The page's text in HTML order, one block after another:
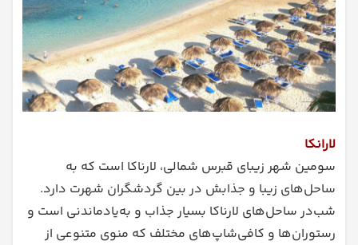
لارانکا
سومین شهر زیبای قبرس شمالی، لارناکا است که به
ساحل‌های زیبا و جذابش در بین گردشگران شهرت دارد.
شب‌در ساحل‌های لارناکا بسیار جذاب و به‌یادماندنی است و
رستوران‌ها و کافی‌شاپ‌های مختلف که منوی متنوعی از